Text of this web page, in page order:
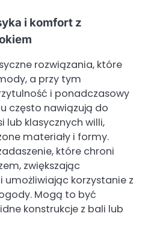
i komfort z
rozwiązania, które
a przy tym
i ponadczasowy
często nawiązują do
lub klasycznych willi,
materiały i formy.
które chroni
zwiększając
korzystanie z
Mogą to być
konstrukcje z bali lub